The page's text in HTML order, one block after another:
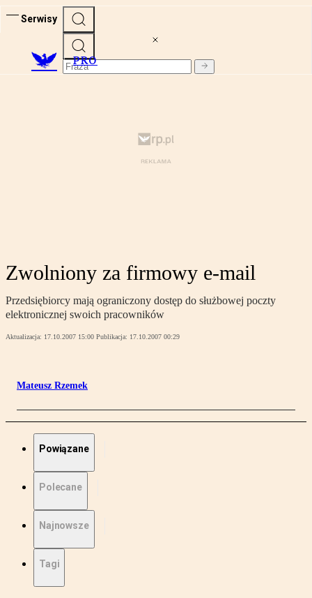
Serwisy
PRO
Zwolniony za firmowy e-mail
Przedsiębiorcy mają ograniczony dostęp do służbowej poczty
elektronicznej swoich pracowników
Aktualizacja: 17.10.2007 15:00 Publikacja: 17.10.2007 00:29
Mateusz Rzemek
Powiązane
Polecane
Najnowsze
Tagi